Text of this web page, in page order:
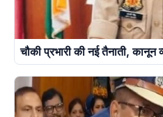
चौकी प्रभारी की नई तैनाती,